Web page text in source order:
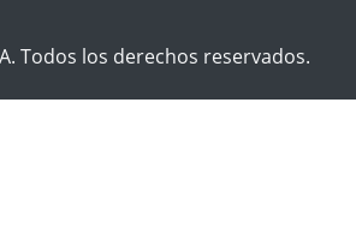
Todos los derechos reservados.